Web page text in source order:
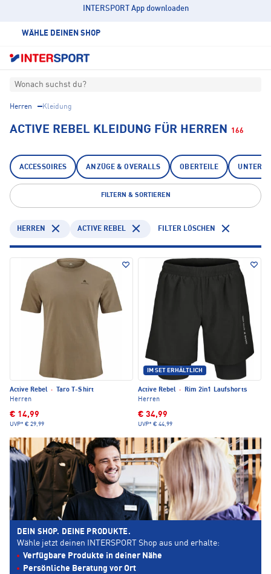
INTERSPORT App downloaden
WÄHLE DEINEN SHOP
Wonach suchst du?
Herren Kleidung
ACTIVE REBEL KLEIDUNG FÜR HERREN 166
ACCESSOIRES ANZÜGE & OVERALLS OBERTEILE
FILTERN & SORTIEREN
HERREN ACTIVE REBEL FILTER LÖSCHEN
Active Rebel ·
Taro T-Shirt
Herren
€ 14,99
UVP* € 29,99
IM SET ERHÄLTLICH
Active Rebel ·
Rim 2in1 Laufshorts
Herren
€ 34,99
UVP* € 44,99
DEIN SHOP. DEINE PRODUKTE.
Wähle jetzt deinen INTERSPORT Shop aus und erhalte:
Verfügbare Produkte in deiner Nähe
Persönliche Beratung vor Ort